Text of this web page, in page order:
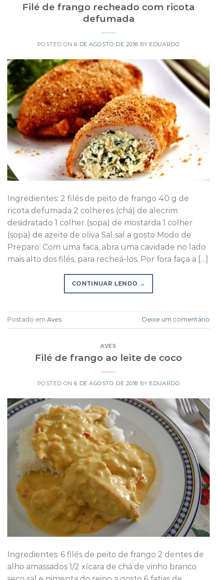
Filé de frango recheado com ricota
defumada
POSTED ON6 DE AGOSTO DE 2018 BY EDUARDO
Ingredientes: 2 filés de peito de frango 40 g de
ricota defumada 2 colheres (chá) de alecrim
desidratado 1 colher (sopa) de mostarda 1 colher
(sopa) de azeite de oliva Sal sal a gosto Modo de
Preparo: Com uma faca, abra uma cavidade no lado
mais alto dos filés, para recheá-los. Por fora faça a […]
CONTINUAR LENDO →
Postado em Aves Deixe um comentário
AVES
Filé de frango ao leite de coco
POSTED ON6 DE AGOSTO DE 2018 BY EDUARDO
Ingredientes: 6 filés de peito de frango 2 dentes de
alho amassados 1/2 xícara de chá de vinho branco